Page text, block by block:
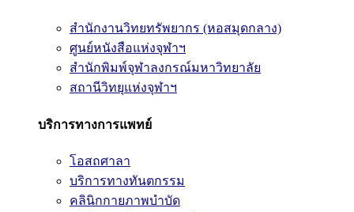
สำนักงานวิทยทรัพยากร (หอสมุดกลาง)
ศูนย์หนังสือแห่งจุฬาฯ
สำนักพิมพ์จุฬาลงกรณ์มหาวิทยาลัย
สถานีวิทยุแห่งจุฬาฯ
บริการทางการแพทย์
โอสถศาลา
บริการทางทันตกรรม
คลินิกกายภาพบำบัด